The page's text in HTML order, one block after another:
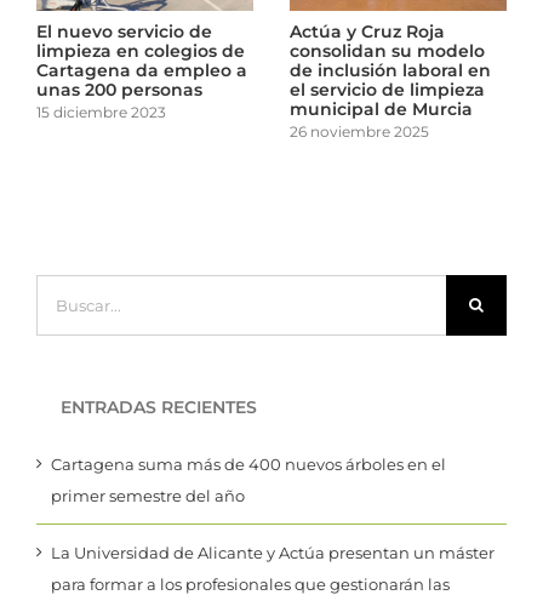
El nuevo servicio de
limpieza en colegios de
Cartagena da empleo a
unas 200 personas
15 diciembre 2023
Actúa y Cruz Roja
consolidan su modelo
de inclusión laboral en
el servicio de limpieza
municipal de Murcia
26 noviembre 2025
ENTRADAS RECIENTES
Cartagena suma más de 400 nuevos árboles en el
primer semestre del año
La Universidad de Alicante y Actúa presentan un máster
para formar a los profesionales que gestionarán las